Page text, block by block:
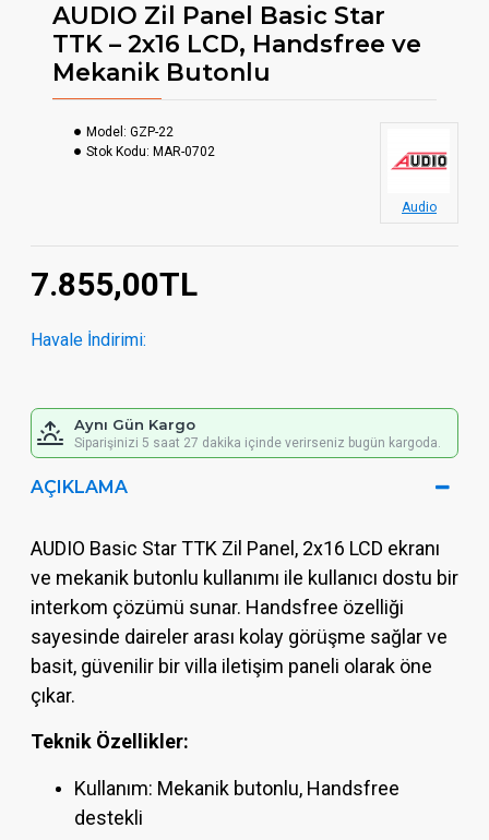
AUDIO Zil Panel Basic Star
TTK – 2x16 LCD, Handsfree ve
Mekanik Butonlu
7.855,00TL
Havale İndirimi:
Model: GZP-22
Stok Kodu: MAR-0702
Audio
Aynı Gün Kargo
Siparişinizi 5 saat 27 dakika içinde verirseniz bugün kargoda.
AÇIKLAMA
AUDIO Basic Star TTK Zil Panel, 2x16 LCD ekranı
ve mekanik butonlu kullanımı ile kullanıcı dostu bir
interkom çözümü sunar. Handsfree özelliği
sayesinde daireler arası kolay görüşme sağlar ve
basit, güvenilir bir villa iletişim paneli olarak öne
çıkar.
Teknik Özellikler:
Kullanım: Mekanik butonlu, Handsfree
destekli